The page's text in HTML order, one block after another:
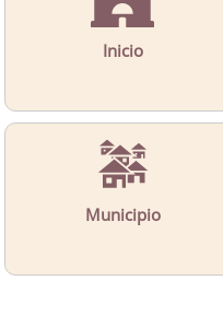
Inicio
Municipio